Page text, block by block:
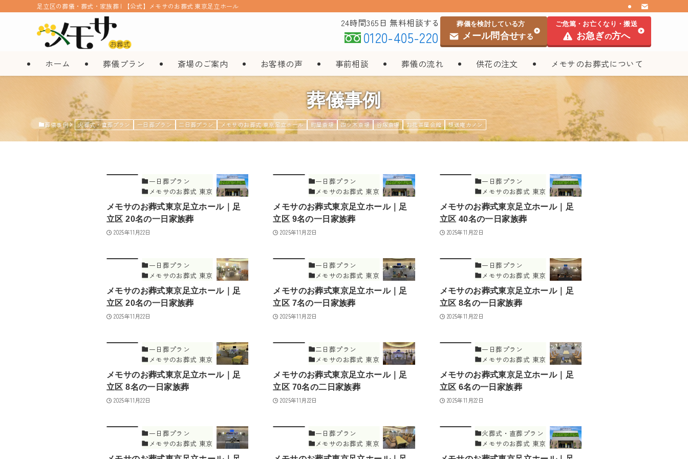
足立区の葬儀・葬式・家族葬 | 【公式】メモサのお葬式 東京足立ホール
ホーム 葬儀プラン 斎場のご案内 お客様の声 事前相談 葬儀の流れ 供花の注文 メモサのお葬式について
24時間365日 無料相談する
0120-405-220
葬儀を検討している方
メール問合せする
ご危篤・お亡くなり・搬送
お急ぎの方へ
葬儀事例
葬儀事例 火葬式・直葬プラン 一日葬プラン 二日葬プラン メモサのお葬式 東京足立ホール 町屋斎場 四ツ木斎場 谷塚斎場 お花茶屋会館 想送庵カノン
メモサのお葬式 東京
足立ホール
一日葬プラン
メモサのお葬式東京足立ホール｜足
立区 20名の一日家族葬
2025年11月22日
メモサのお葬式 東京
足立ホール
一日葬プラン
メモサのお葬式東京足立ホール｜足
立区 9名の一日家族葬
2025年11月22日
メモサのお葬式 東京
足立ホール
一日葬プラン
メモサのお葬式東京足立ホール｜足
立区 40名の一日家族葬
2025年11月22日
メモサのお葬式 東京
足立ホール
一日葬プラン
メモサのお葬式東京足立ホール｜足
立区 20名の一日家族葬
2025年11月22日
メモサのお葬式 東京
足立ホール
一日葬プラン
メモサのお葬式東京足立ホール｜足
立区 7名の一日家族葬
2025年11月22日
メモサのお葬式 東京
足立ホール
一日葬プラン
メモサのお葬式東京足立ホール｜足
立区 8名の一日家族葬
2025年11月22日
メモサのお葬式 東京
足立ホール
一日葬プラン
メモサのお葬式東京足立ホール｜足
立区 8名の一日家族葬
2025年11月22日
メモサのお葬式 東京
足立ホール
二日葬プラン
メモサのお葬式東京足立ホール｜足
立区 70名の二日家族葬
2025年11月22日
メモサのお葬式 東京
足立ホール
一日葬プラン
メモサのお葬式東京足立ホール｜足
立区 6名の一日家族葬
2025年11月22日
メモサのお葬式 東京
足立ホール
一日葬プラン
メモサのお葬式 東京
足立ホール
一日葬プラン
メモサのお葬式 東京
足立ホール
火葬式・直葬プラン